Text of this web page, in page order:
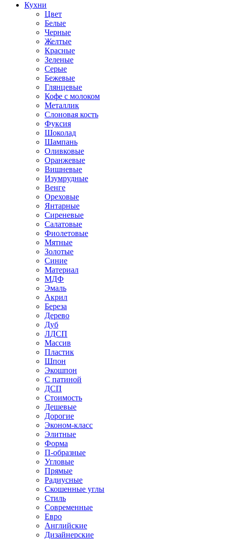
Кухни
Цвет
Белые
Черные
Желтые
Красные
Зеленые
Серые
Бежевые
Глянцевые
Кофе с молоком
Металлик
Слоновая кость
Фуксия
Шоколад
Шампань
Оливковые
Оранжевые
Вишневые
Изумрудные
Венге
Ореховые
Янтарные
Сиреневые
Салатовые
Фиолетовые
Мятные
Золотые
Синие
Материал
МДФ
Эмаль
Акрил
Береза
Дерево
Дуб
ЛДСП
Массив
Пластик
Шпон
Экошпон
С патиной
ДСП
Стоимость
Дешевые
Дорогие
Эконом-класс
Элитные
Форма
П-образные
Угловые
Прямые
Радиусные
Скошенные углы
Стиль
Современные
Евро
Английские
Дизайнерские